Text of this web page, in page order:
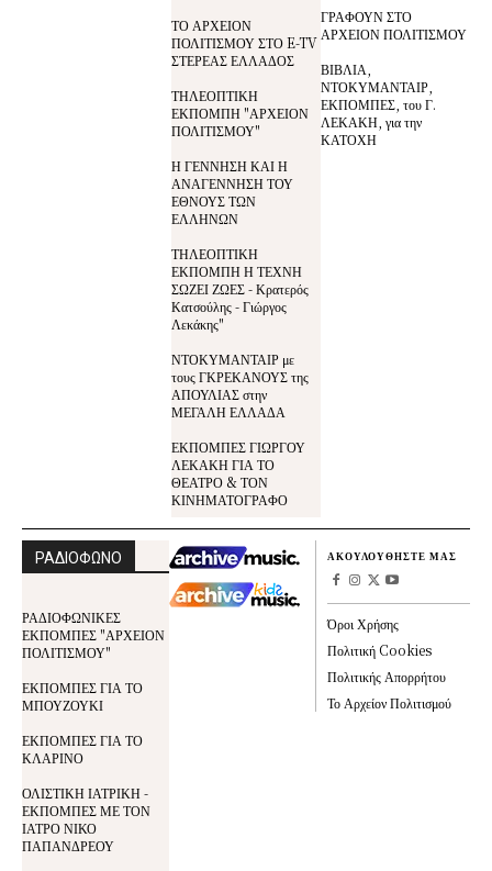
ΤΟ ΑΡΧΕΙΟΝ
ΠΟΛΙΤΙΣΜΟΥ ΣΤΟ E-TV
ΣΤΕΡΕΑΣ ΕΛΛΑΔΟΣ
ΤΗΛΕΟΠΤΙΚΗ
ΕΚΠΟΜΠΗ "ΑΡΧΕΙΟΝ
ΠΟΛΙΤΙΣΜΟΥ"
Η ΓΕΝΝΗΣΗ ΚΑΙ Η
ΑΝΑΓΕΝΝΗΣΗ ΤΟΥ
ΕΘΝΟΥΣ ΤΩΝ
ΕΛΛΗΝΩΝ
ΤΗΛΕΟΠΤΙΚΗ
ΕΚΠΟΜΠΗ Η ΤΕΧΝΗ
ΣΩΖΕΙ ΖΩΕΣ - Κρατερός
Κατσούλης - Γιώργος
Λεκάκης"
ΝΤΟΚΥΜΑΝΤΑΙΡ με
τους ΓΚΡΕΚΑΝΟΥΣ της
ΑΠΟΥΛΙΑΣ στην
ΜΕΓΑΛΗ ΕΛΛΑΔΑ
ΕΚΠΟΜΠΕΣ ΓΙΩΡΓΟΥ
ΛΕΚΑΚΗ ΓΙΑ ΤΟ
ΘΕΑΤΡΟ & ΤΟΝ
ΚΙΝΗΜΑΤΟΓΡΑΦΟ
ΓΡΑΦΟΥΝ ΣΤΟ
ΑΡΧΕΙΟΝ ΠΟΛΙΤΙΣΜΟΥ
ΒΙΒΛΙΑ,
ΝΤΟΚΥΜΑΝΤΑΙΡ,
ΕΚΠΟΜΠΕΣ, του Γ.
ΛΕΚΑΚΗ, για την
ΚΑΤΟΧΗ
ΡΑΔΙΟΦΩΝΟ
ΡΑΔΙΟΦΩΝΙΚΕΣ
ΕΚΠΟΜΠΕΣ "ΑΡΧΕΙΟΝ
ΠΟΛΙΤΙΣΜΟΥ"
ΕΚΠΟΜΠΕΣ ΓΙΑ ΤΟ
ΜΠΟΥΖΟΥΚΙ
ΕΚΠΟΜΠΕΣ ΓΙΑ ΤΟ
ΚΛΑΡΙΝΟ
ΟΛΙΣΤΙΚΗ ΙΑΤΡΙΚΗ -
ΕΚΠΟΜΠΕΣ ΜΕ ΤΟΝ
ΙΑΤΡΟ ΝΙΚΟ
ΠΑΠΑΝΔΡΕΟΥ
ΑΚΟΥΛΟΥΘΗΣΤΕ ΜΑΣ
Όροι Χρήσης
Πολιτική Cookies
Πολιτικής Απορρήτου
Το Αρχείον Πολιτισμού